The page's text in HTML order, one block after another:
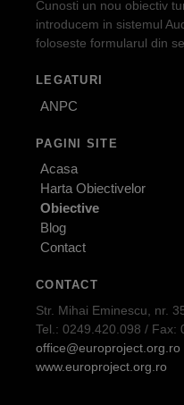
Cunosti un nou obiectiv
introducem in sistemul
foloseste formularul din
LEGATURI
ANPC
PAGINI SITE
Acasa
Harta Obiectivelor
Obiective
Blog
Contact
CONTACT
Str. Mihai Eminescu, nr.
Tel.: 0249.420.098 / Fax:
office@europroject.org.ro
www.europroject.org.ro